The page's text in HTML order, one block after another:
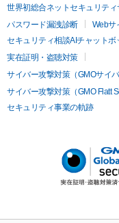
世界初総合ネットセキュリティ
パスワード漏洩診断
Webサ
セキュリティ相談AIチャットボ
実在証明・盗聴対策
サイバー攻撃対策（GMOサイ
サイバー攻撃対策（GMO Flatt
セキュリティ事業の軌跡